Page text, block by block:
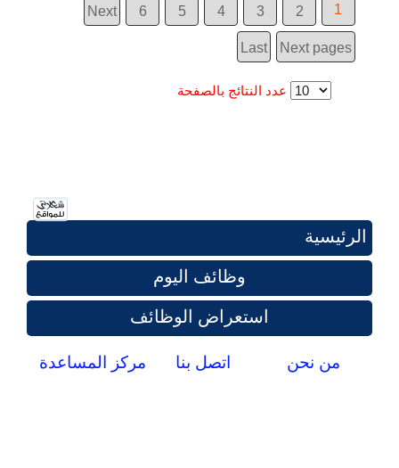
1
2
3
4
5
6
Next
Next pages
Last
عدد النتائج بالصفحة
الرئيسية
وظائف اليوم
استعراض الوظائف
من نحن اتصل بنا مركز المساعدة